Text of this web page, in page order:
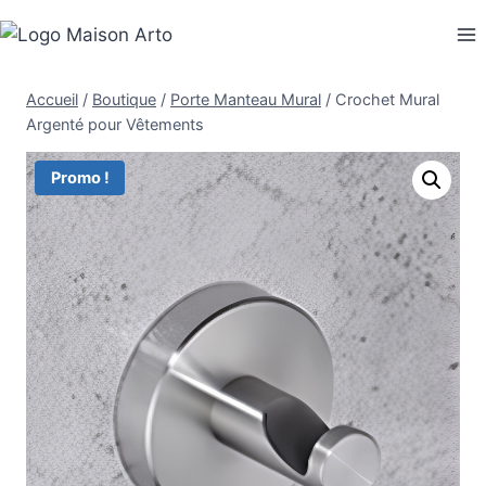
au
Accueil / Boutique / Porte Manteau Mural / Crochet Mural
Argenté pour Vêtements
Promo !